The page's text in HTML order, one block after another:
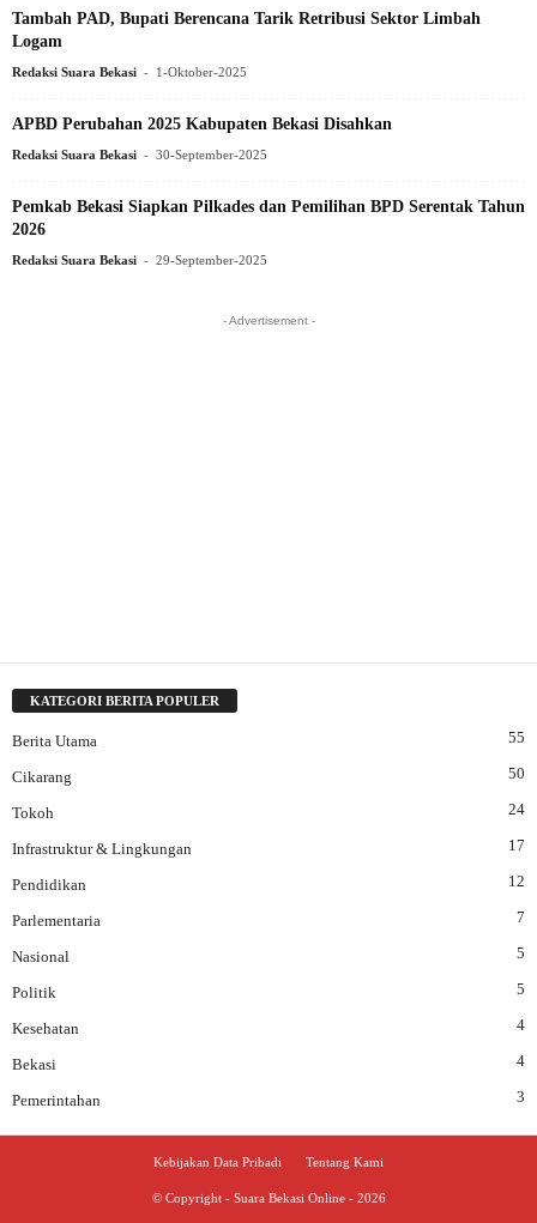
Tambah PAD, Bupati Berencana Tarik Retribusi Sektor Limbah
Logam
Redaksi Suara Bekasi - 1-Oktober-2025
APBD Perubahan 2025 Kabupaten Bekasi Disahkan
Redaksi Suara Bekasi - 30-September-2025
Pemkab Bekasi Siapkan Pilkades dan Pemilihan BPD Serentak Tahun
2026
Redaksi Suara Bekasi - 29-September-2025
- Advertisement -
KATEGORI BERITA POPULER
Berita Utama 55
Cikarang 50
Tokoh 24
Infrastruktur & Lingkungan 17
Pendidikan 12
Parlementaria 7
Nasional 5
Politik 5
Kesehatan 4
Bekasi 4
Pemerintahan 3
Kebijakan Data Pribadi Tentang Kami
© Copyright - Suara Bekasi Online - 2026